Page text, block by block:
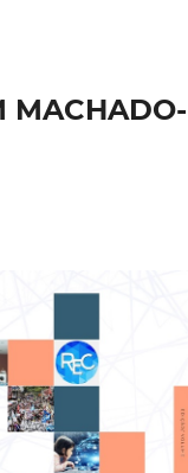
MACHADO-